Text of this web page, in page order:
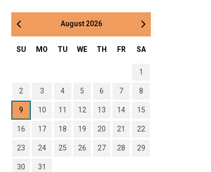
August 2026
SU MO TU WE TH FR SA
1
2 3 4 5 6 7 8
9 10 11 12 13 14 15
16 17 18 19 20 21 22
23 24 25 26 27 28 29
30 31